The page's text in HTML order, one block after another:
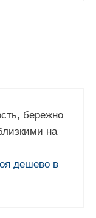
бережно
на
дешево в